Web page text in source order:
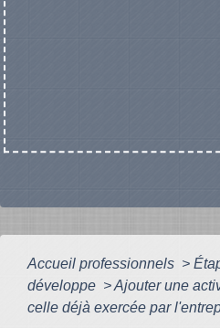
Accueil professionnels >
développe >Ajouter une
celle déjà exercée par